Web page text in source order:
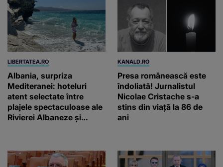
LIBERTATEA.RO
Albania, surpriza
Mediteranei: hoteluri
atent selectate între
plajele spectaculoase ale
Rivierei Albaneze și
KANALD.RO
Presa românească este
îndoliată! Jurnalistul
Nicolae Cristache s-a
stins din viață la 86 de
ani